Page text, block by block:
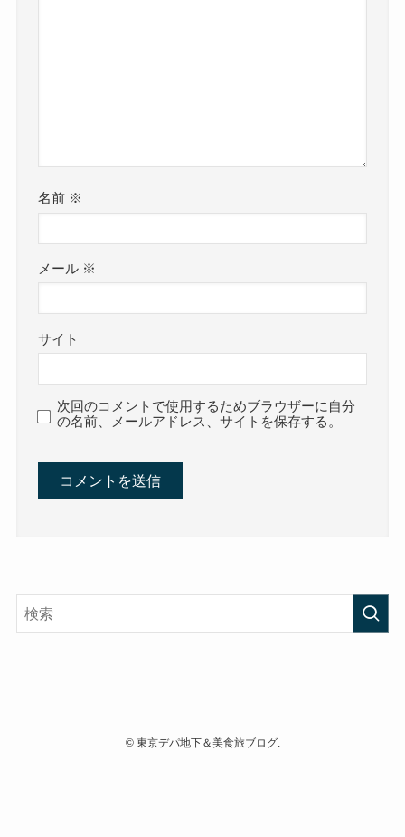
名前 ※
メール ※
サイト
次回のコメントで使用するためブラウザーに自分
の名前、メールアドレス、サイトを保存する。
©東京デパ地下＆美食旅ブログ.